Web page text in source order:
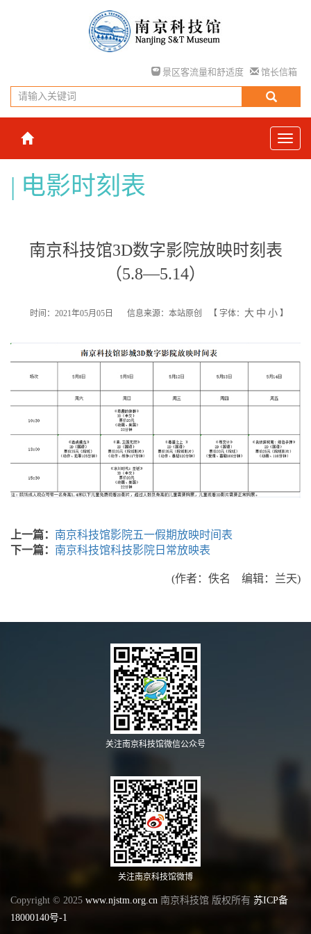
景区客流量和舒适度 馆长信箱
电影时刻表
南京科技馆3D数字影院放映时刻表
（5.8—5.14）
时间：2021年05月05日 信息来源：本站原创 【 字体： 大 中 小 】
上一篇： 南京科技馆影院五一假期放映时间表
下一篇： 南京科技馆科技影院日常放映表
(作者：佚名 编辑：兰天)
关注南京科技馆微信公众号
关注南京科技馆微博
Copyright © 2025 www.njstm.org.cn 南京科技馆 版权所有 苏ICP备
18000140号-1